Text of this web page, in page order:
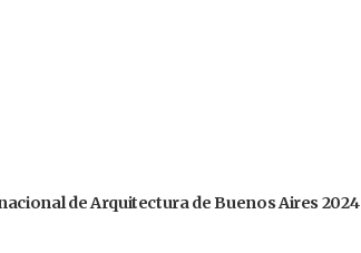
de Arquitectura de Buenos Aires 2024